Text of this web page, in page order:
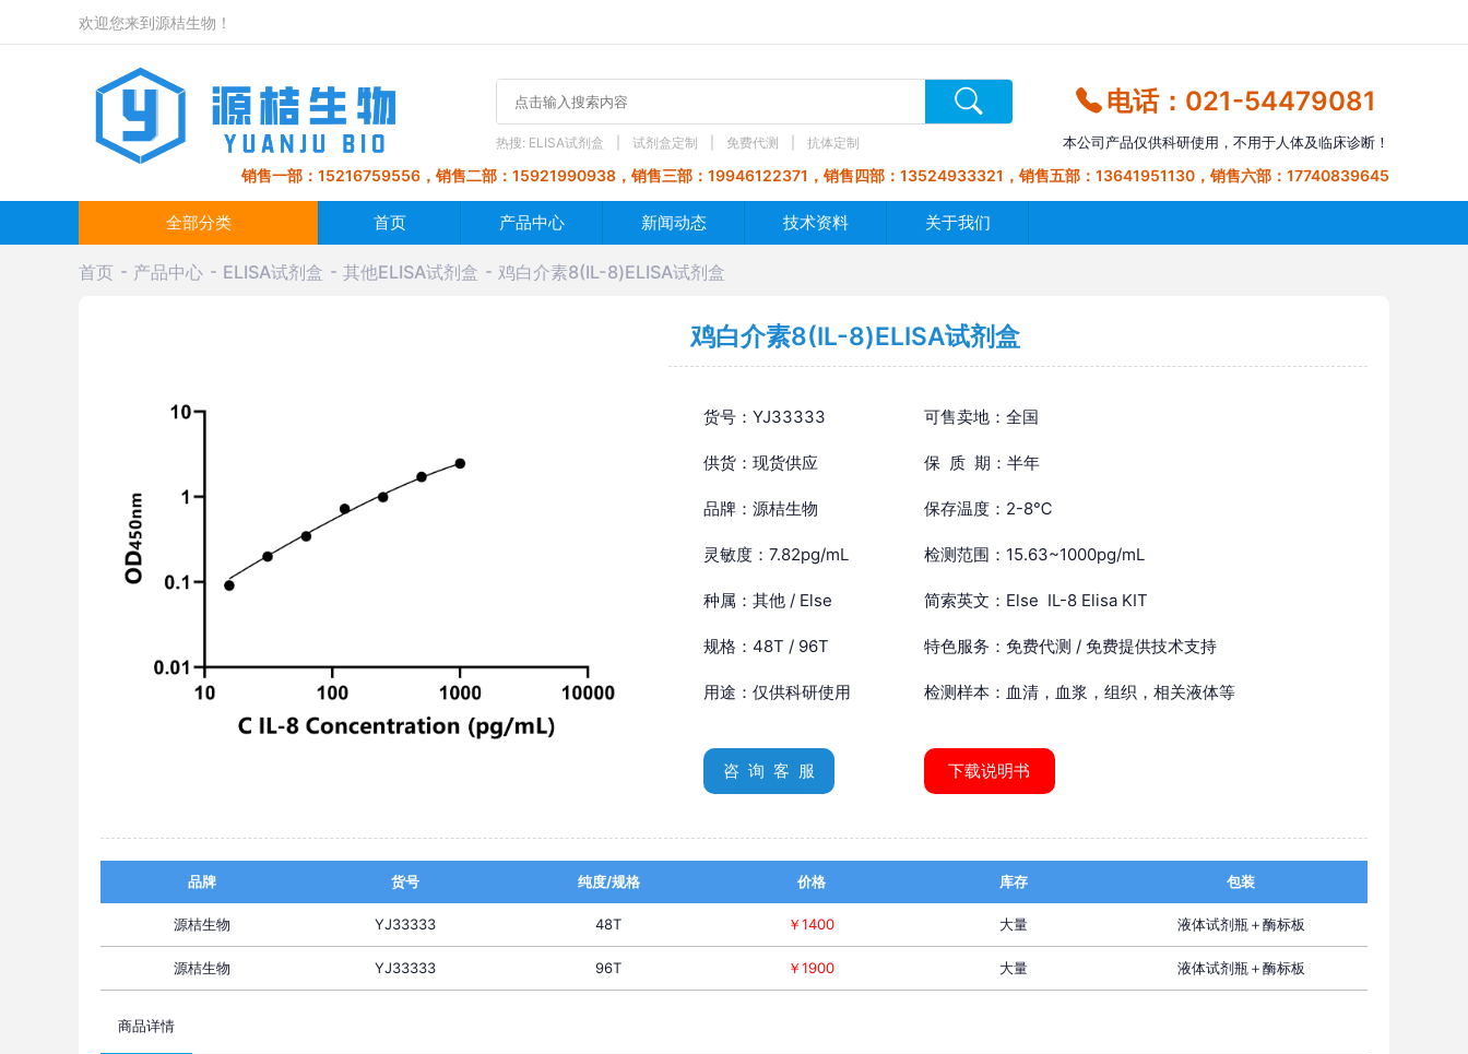
欢迎您来到源桔生物！
热搜: ELISA试剂盒 试剂盒定制 免费代测 抗体定制
电话：021-54479081
本公司产品仅供科研使用，不用于人体及临床诊断！
销售一部：15216759556，销售二部：15921990938，销售三部：19946122371，销售四部：13524933321，销售五部：13641951130，销售六部：17740839645
全部分类 首页 产品中心 新闻动态 技术资料 关于我们
首页 产品中心 ELISA试剂盒 其他ELISA试剂盒 鸡白介素8(IL-8)ELISA试剂盒
鸡白介素8(IL-8)ELISA试剂盒
货号：YJ33333 可售卖地：全国
供货：现货供应 保 质 期：半年
品牌：源桔生物 保存温度：2-8℃
灵敏度：7.82pg/mL 检测范围：15.63~1000pg/mL
种属：其他 / Else 简索英文：Else IL-8 Elisa KIT
规格：48T / 96T 特色服务：免费代测 / 免费提供技术支持
用途：仅供科研使用 检测样本：血清，血浆，组织，相关液体等
咨 询 客 服 下载说明书
品牌 货号 纯度/规格 价格 库存 包装
源桔生物 YJ33333 48T ￥1400 大量 液体试剂瓶＋酶标板
源桔生物 YJ33333 96T ￥1900 大量 液体试剂瓶＋酶标板
商品详情